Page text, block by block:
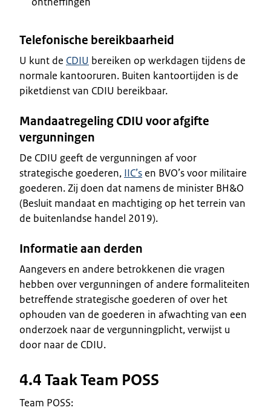
Telefonische bereikbaarheid
U kunt de CDIU bereiken op werkdagen tijdens de
normale kantooruren. Buiten kantoortijden is de
piketdienst van CDIU bereikbaar.
Mandaatregeling CDIU voor afgifte
vergunningen
De CDIU geeft de vergunningen af voor
strategische goederen, IIC’s en BVO’s voor militaire
goederen. Zij doen dat namens de minister BH&O
(Besluit mandaat en machtiging op het terrein van
de buitenlandse handel 2019).
Informatie aan derden
Aangevers en andere betrokkenen die vragen
hebben over vergunningen of andere formaliteiten
betreffende strategische goederen of over het
ophouden van de goederen in afwachting van een
onderzoek naar de vergunningplicht, verwijst u
door naar de CDIU.
4.4 Taak Team POSS
Team POSS: